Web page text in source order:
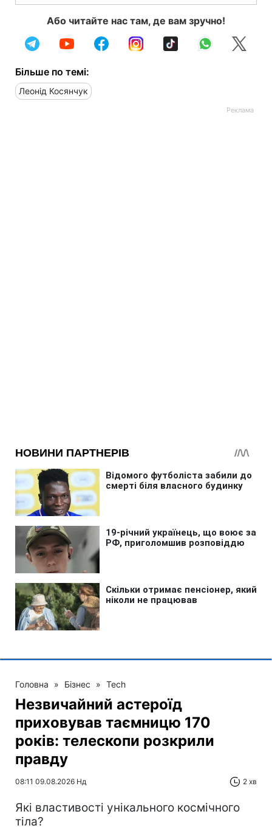
Або читайте нас там, де вам зручно!
Більше по темі:
Леонід Косянчук
Головна » Бізнес » Tech
Незвичайний астероїд
приховував таємницю 170
років: телескопи розкрили
правду
08:11 09.08.2026 Нд 2 хв
Які властивості унікального космічного
тіла?